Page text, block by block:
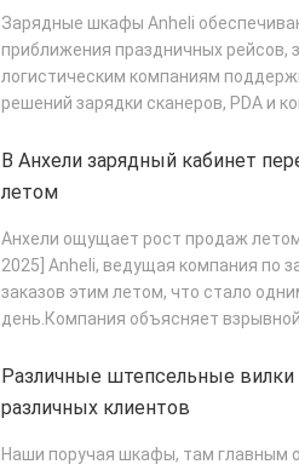
Зарядные шкафы Anheli
приближения праздничных
логистическим компаниям
решений зарядки сканеров, PDA и
В Анхели зарядный кабинет
летом
Анхели ощущает рост продаж
2025] Anheli, ведущая компания по
заказов этим летом, что стало
день.Компания объясняет
Различные штепсельные вилки
различных клиентов
Наши поручая шкафы, там главным